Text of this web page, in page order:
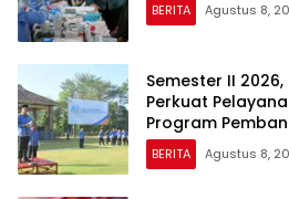
BERITA Agustus 8,
Semester II
Perkuat
Program
BERITA Agustus 8,